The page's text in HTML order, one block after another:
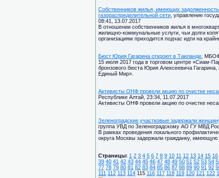
Собственников жилья, имеющих
газораспределительной сети , управление
08:41, 13.07.2017
В отношении собственников жилья в
жилищно-коммунальные услуги, чьи долги
организациям приходится подчас идти на
Бюст Юрия Гагарина откроют в Таиланде ,
15 июля 2017 года в торговом центре «Сиам-
бронзового бюста Юрия Алексеевича
Единый Мир».
Активисты ОНФ провели акцию по очистке
Республике Алтай, 23:34, 11.07.2017
Активисты ОНФ провели акцию по очистке
Зеленоградские участковые задержали
группа УВД по Зеленоградскому АО ГУ МВД
В рамках проведения локального
округа Москвы задержали гражданку,
Страницы: 1 2 3 4 5 6 7 8 9 10 11 12 13 14 15 16
39 40 41 42 43 44 45 46 47 48 49 50 51 52 53 54
77 78 79 80 81 82 83 84 85 86 87 88 89 90 91 92
111 112 113 114 115 116 117 118 119 120 121 122